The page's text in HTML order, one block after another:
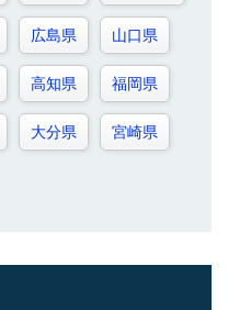
広島県 山口県
高知県 福岡県
大分県 宮崎県